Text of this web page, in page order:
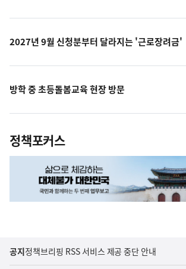
2027년 9월 신청분부터 달라지는 '근로장려금'
방학 중 초등돌봄교육 현장 방문
정책포커스
공지정책브리핑 RSS 서비스 제공 중단 안내